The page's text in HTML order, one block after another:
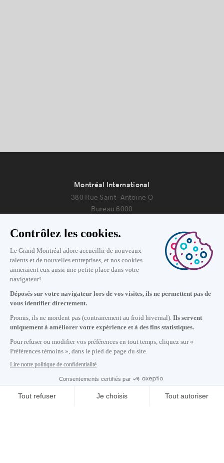
S'abonner à notre infolettre
Carrières
À propos de nous
Montréal International
380 Rue Saint-Antoine O
Bureau 6000
Nous joindre
Lundi au vendredi de 8h30 à 17h.